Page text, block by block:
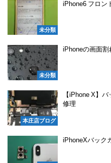
未分類
iPhone6 フロン
未分類
iPhoneの画面
本庄店ブログ
【iPhone X】
修理
iPhoneXバック